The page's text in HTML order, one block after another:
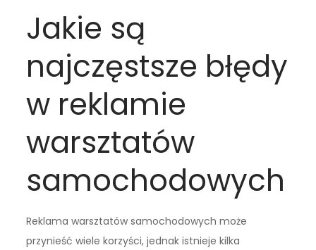
Jakie są
najczęstsze błędy
w reklamie
warsztatów
samochodowych
Reklama warsztatów samochodowych może
przynieść wiele korzyści, jednak istnieje kilka